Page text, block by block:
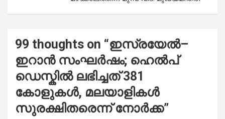
99 thoughts on “ഇസ്രയേൽ–
ഇറാൻ സംഘർഷം; ഹെൽപ്‌
ഡെസ്കില്‍ ലഭിച്ചത് 381
കോളുകള്‍, മലയാളികൾ
സുരക്ഷിതരെന്ന് നോർക്ക”